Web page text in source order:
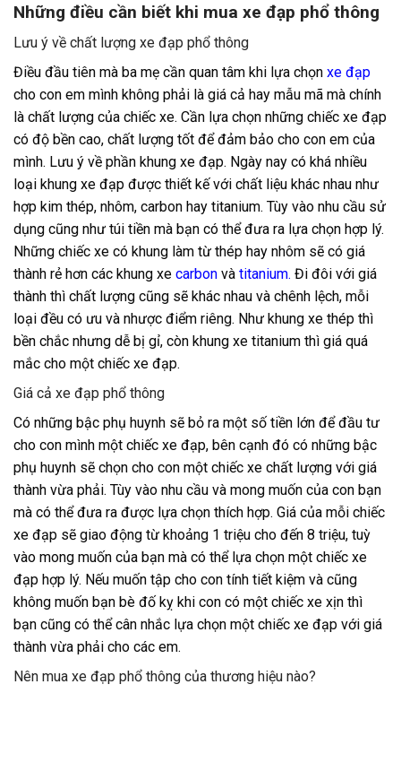
Những điều cần biết khi mua xe đạp phổ thông
Lưu ý về chất lượng xe đạp phổ thông
Điều đầu tiên mà ba mẹ cần quan tâm khi lựa chọn xe đạp
cho con em mình không phải là giá cả hay mẫu mã mà chính
là chất lượng của chiếc xe. Cần lựa chọn những chiếc xe đạp
có độ bền cao, chất lượng tốt để đảm bảo cho con em của
mình. Lưu ý về phần khung xe đạp. Ngày nay có khá nhiều
loại khung xe đạp được thiết kế với chất liệu khác nhau như
hợp kim thép, nhôm, carbon hay titanium. Tùy vào nhu cầu sử
dụng cũng như túi tiền mà bạn có thể đưa ra lựa chọn hợp lý.
Những chiếc xe có khung làm từ thép hay nhôm sẽ có giá
thành rẻ hơn các khung xe carbon và titanium. Đi đôi với giá
thành thì chất lượng cũng sẽ khác nhau và chênh lệch, mỗi
loại đều có ưu và nhược điểm riêng. Như khung xe thép thì
bền chắc nhưng dễ bị gỉ, còn khung xe titanium thì giá quá
mắc cho một chiếc xe đạp.
Giá cả xe đạp phổ thông
Có những bậc phụ huynh sẽ bỏ ra một số tiền lớn để đầu tư
cho con mình một chiếc xe đạp, bên cạnh đó có những bậc
phụ huynh sẽ chọn cho con một chiếc xe chất lượng với giá
thành vừa phải. Tùy vào nhu cầu và mong muốn của con bạn
mà có thể đưa ra được lựa chọn thích hợp. Giá của mỗi chiếc
xe đạp sẽ giao động từ khoảng 1 triệu cho đến 8 triệu, tuỳ
vào mong muốn của bạn mà có thể lựa chọn một chiếc xe
đạp hợp lý. Nếu muốn tập cho con tính tiết kiệm và cũng
không muốn bạn bè đố kỵ khi con có một chiếc xe xịn thì
bạn cũng có thể cân nhắc lựa chọn một chiếc xe đạp với giá
thành vừa phải cho các em.
Nên mua xe đạp phổ thông của thương hiệu nào?